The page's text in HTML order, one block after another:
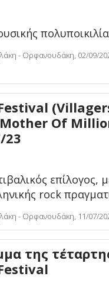
- Ορφανουδάκη, 02/09/
Of
23
rock
- Ορφανουδάκη, 11/07/
της